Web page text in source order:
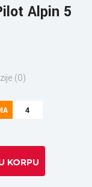
Alpin 5
(0)
4